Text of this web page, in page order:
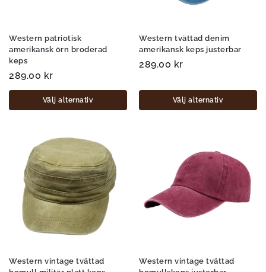
Western patriotisk
amerikansk örn broderad
keps
289.00 kr
Välj alternativ
Western tvättad denim
amerikansk keps justerbar
289.00 kr
Välj alternativ
Western vintage tvättad
Western vintage tvättad